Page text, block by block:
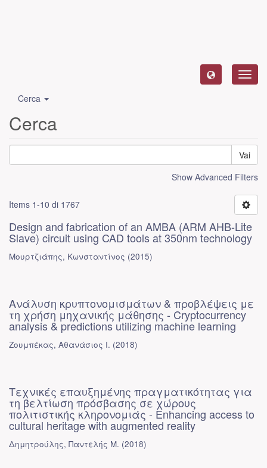
Cerca
Cerca
Vai
Show Advanced Filters
Items 1-10 di 1767
Design and fabrication of an AMBA (ARM AHB-Lite
Slave) circuit using CAD tools at 350nm technology
Μουρτζιάπης, Κωνσταντίνος (2015)
Ανάλυση κρυπτονομισμάτων & προβλέψεις με
τη χρήση μηχανικής μάθησης - Cryptocurrency
analysis & predictions utilizing machine learning
Ζουμπέκας, Αθανάσιος Ι. (2018)
Τεχνικές επαυξημένης πραγματικότητας για
τη βελτίωση πρόσβασης σε χώρους
πολιτιστικής κληρονομιάς - Enhancing access to
cultural heritage with augmented reality
Δημητρούλης, Παντελής Μ. (2018)